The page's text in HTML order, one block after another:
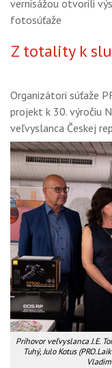
vernisážou otvorili
fotosúťaže
Z totality k
Organizátori súťaže
projekt k 30. výročiu
veľvyslanca Českej
Príhovor veľvyslanca J.E.
Tuhý, Julo Kotus